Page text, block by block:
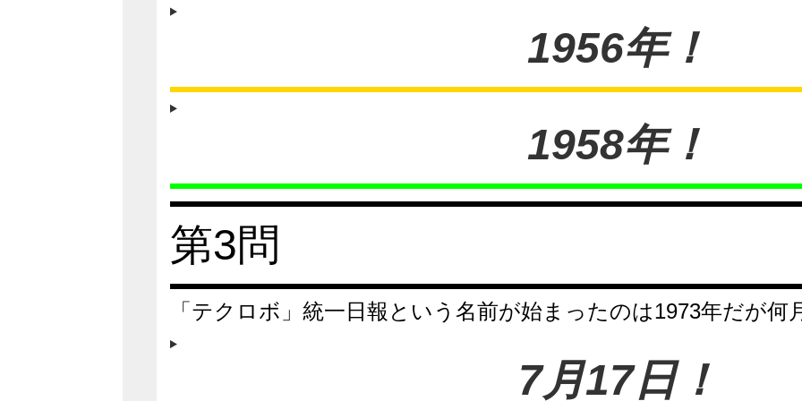
1956年！
1958年！
第3問
「テクロボ」統一日報という名前が始まったのは1973年だが何
7月17日！